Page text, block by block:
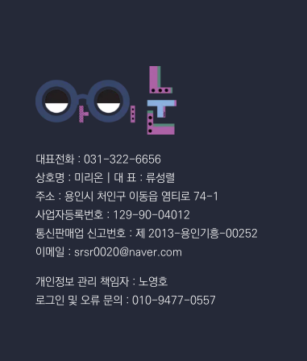
대표전화 : 031-322-6656
상호명 : 미리온 | 대 표 : 류성렬
주소 : 용인시 처인구 이동읍 염티로 74-1
사업자등록번호 : 129-90-04012
통신판매업 신고번호 : 제 2013-용인기흥-00252
이메일 : srsr0020@naver.com
개인정보 관리 책임자 : 노영호
로그인 및 오류 문의 : 010-9477-0557